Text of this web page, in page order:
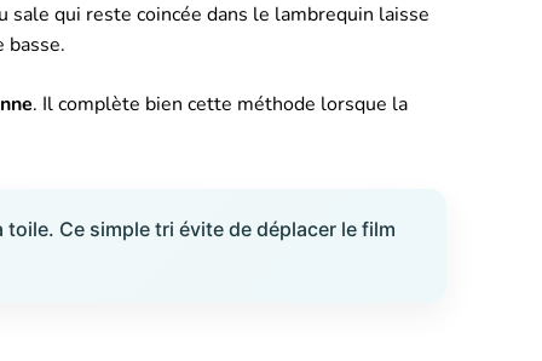
qui reste coincée dans le lambrequin laisse
basse.
. Il complète bien cette méthode lorsque la
Ce simple tri évite de déplacer le film